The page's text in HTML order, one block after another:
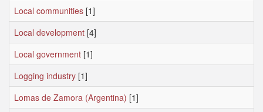
Local communities [1]
Local development [4]
Local government [1]
Logging industry [1]
Lomas de Zamora (Argentina) [1]